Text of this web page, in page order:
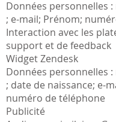
Données personnelles
; e-mail; Prénom;
Interaction avec les
support et de feedback
Widget Zendesk
Données personnelles
; date de naissance; e-
numéro de téléphone
Publicité